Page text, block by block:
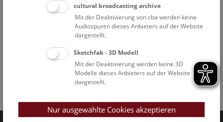
cultural broadcasting archive
Mit der Deaktivierung von cba werden keine
Audiospuren dieses Anbieters auf der Website
dargestellt.
Sketchfab - 3D Modell
Mit der Deaktivierung werden keine 3D
Modelle dieses Anbieters auf der Website
dargestellt.
Nur ausgewählte Cookies akzeptieren